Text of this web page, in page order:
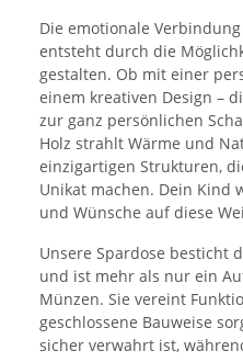
Die emotionale
entsteht durch die
gestalten. Ob mit einer
einem kreativen Design –
zur ganz persönlichen
Holz strahlt Wärme und
einzigartigen Strukturen,
Unikat machen. Dein Kind
und Wünsche auf diese
Unsere Spardose besticht
und ist mehr als nur ein
Münzen. Sie vereint
geschlossene Bauweise
sicher verwahrt ist,